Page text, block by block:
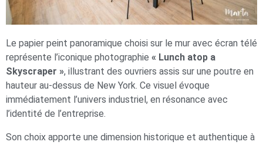
Le papier peint panoramique choisi sur le mur avec écran télé
représente l’iconique photographie « Lunch atop a
Skyscraper », illustrant des ouvriers assis sur une poutre en
hauteur au-dessus de New York. Ce visuel évoque
immédiatement l’univers industriel, en résonance avec
l’identité de l’entreprise.
Son choix apporte une dimension historique et authentique à